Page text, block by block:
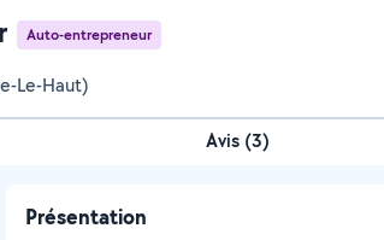
Auto-entrepreneur
Le-Haut)
Avis (3)
Présentation